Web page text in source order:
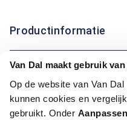
Van Dal maakt gebruik
Op de website van Van Dal
kunnen cookies en
gebruikt. Onder Aanpassen
Productinformatie
Artikelnummer
1015634-
Maatinformatie